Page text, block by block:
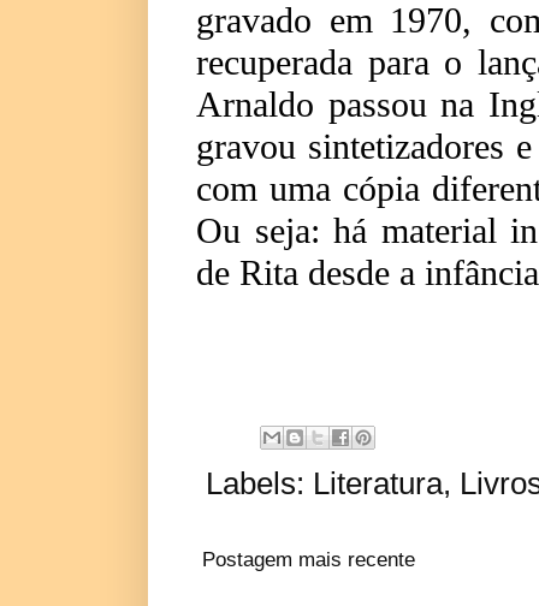
gravado em 1970,
recuperada para o
Arnaldo passou na
gravou sintetizadores
com uma cópia
Ou seja: há material
de Rita desde a
Labels: Literatura,
Postagem mais recente